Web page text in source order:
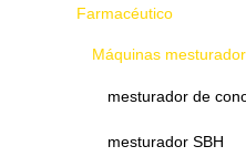
Farmacéutico
Máquinas
mesturador de
mesturador SBH